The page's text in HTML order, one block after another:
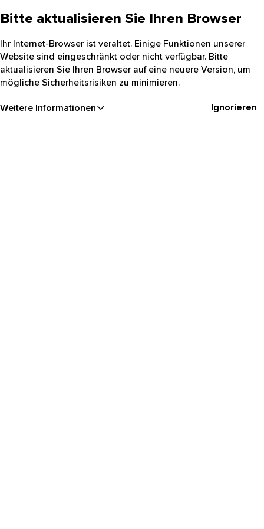
Bitte aktualisieren Sie Ihren Browser
Ihr Internet-Browser ist veraltet. Einige Funktionen unserer
Website sind eingeschränkt oder nicht verfügbar. Bitte
aktualisieren Sie Ihren Browser auf eine neuere Version, um
mögliche Sicherheitsrisiken zu minimieren.
Weitere Informationen Ignorieren